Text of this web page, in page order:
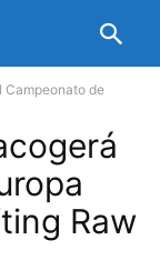
Campeonato de
Raw